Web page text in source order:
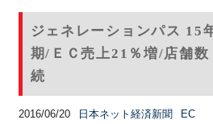
ジェネレーションパス 15
期/ＥＣ売上21％増/店舗数
続
2016/06/20 日本ネット経済新聞
EC